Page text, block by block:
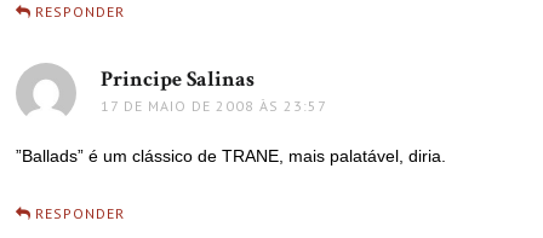
RESPONDER
Principe Salinas
17 DE MAIO DE 2008 ÀS 23:57
”Ballads” é um clássico de TRANE, mais palatável, diria.
RESPONDER